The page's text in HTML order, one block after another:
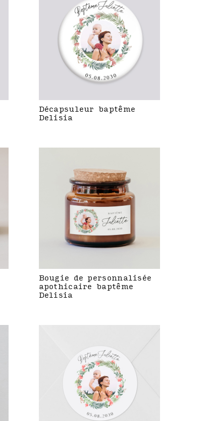
Décapsuleur baptême
Delisia
Bougie de personnalisée
apothicaire baptême
Delisia